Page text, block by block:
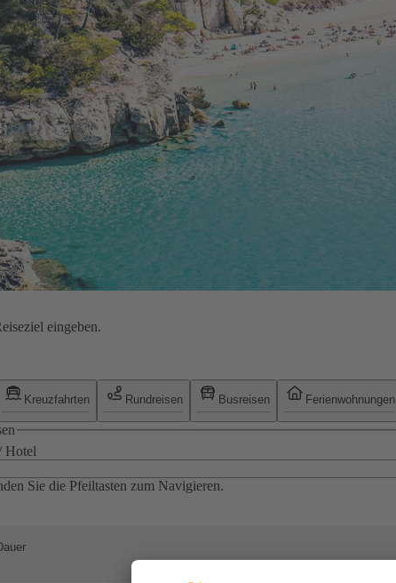
eingeben.
Kreuzfahrten Rundreisen Busreisen Ferienwohnungen
Hotel
Sie die Pfeiltasten zum Navigieren.